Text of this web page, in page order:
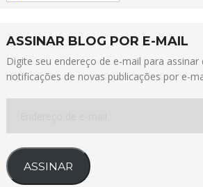
ASSINAR BLOG POR E-MAIL
Digite seu endereço de e-mail para
notificações de novas publicações por e-
e-
mail
ASSINAR